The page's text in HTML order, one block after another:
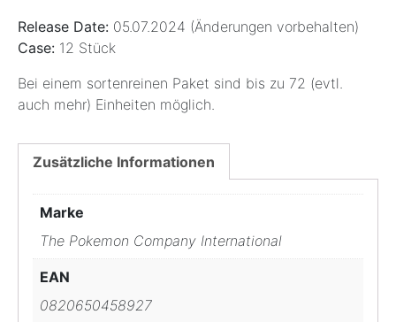
Release Date: 05.07.2024 (Änderungen vorbehalten)
Case: 12 Stück
Bei einem sortenreinen Paket sind bis zu 72 (evtl.
auch mehr) Einheiten möglich.
Zusätzliche Informationen
Marke
The Pokemon Company International
EAN
0820650458927